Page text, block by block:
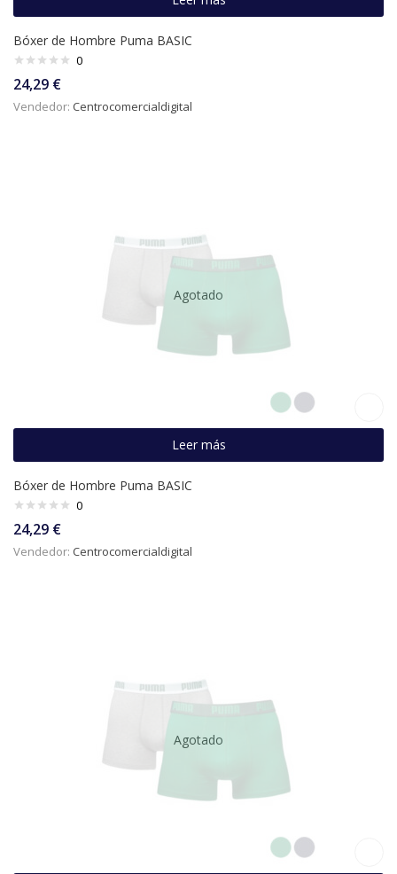
Bóxer de Hombre Puma BASIC
0
24,29 €
Vendedor: Centrocomercialdigital
Agotado
Leer más
Bóxer de Hombre Puma BASIC
0
24,29 €
Vendedor: Centrocomercialdigital
Agotado